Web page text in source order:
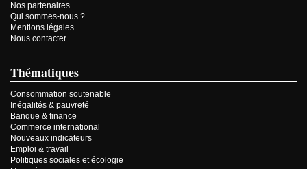
Nos partenaires
Qui sommes-nous ?
Mentions légales
Nous contacter
Thématiques
Consommation soutenable
Inégalités & pauvreté
Banque & finance
Commerce international
Nouveaux indicateurs
Emploi & travail
Politiques sociales et écologie